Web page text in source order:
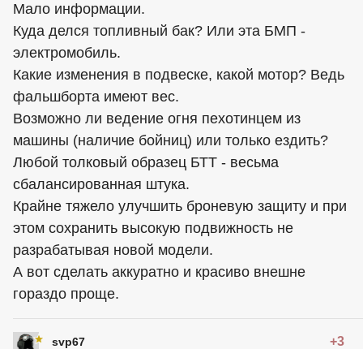
Мало информации.
Куда делся топливный бак? Или эта БМП -
электромобиль.
Какие изменения в подвеске, какой мотор? Ведь
фальшборта имеют вес.
Возможно ли ведение огня пехотинцем из
машины (наличие бойниц) или только ездить?
Любой толковый образец БТТ - весьма
сбалансированная штука.
Крайне тяжело улучшить броневую защиту и при
этом сохранить высокую подвижность не
разрабатывая новой модели.
А вот сделать аккуратно и красиво внешне
гораздо проще.
svp67 +3